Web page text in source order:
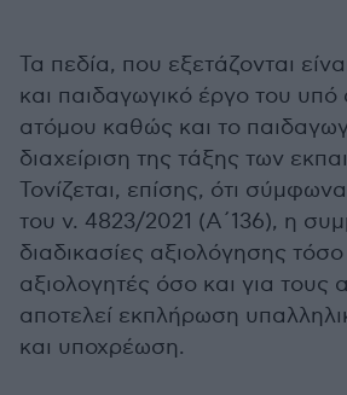
Τα πεδία, που εξετάζονται
και παιδαγωγικό έργο του υπό
ατόμου καθώς και το
διαχείριση της τάξης των
Τονίζεται, επίσης, ότι
του ν. 4823/2021 (Α΄136), η
διαδικασίες αξιολόγησης τόσο
αξιολογητές όσο και για τους
αποτελεί εκπλήρωση
και υποχρέωση.